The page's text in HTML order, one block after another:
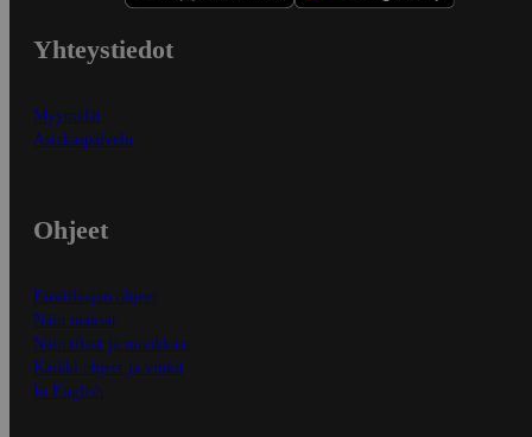
Yhteystiedot
Myymälät
Asiakaspalvelu
Ohjeet
Ensitilaajan ohjeet
Näin maksat
Näin tilaat ja muokkaat
Kaikki ohjeet ja vinkit
In English